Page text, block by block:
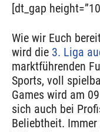
[dt_gap
Wie wir Euch
wird die 3. Liga
marktführenden
Sports, voll
Games wird am
sich auch bei
Beliebtheit.